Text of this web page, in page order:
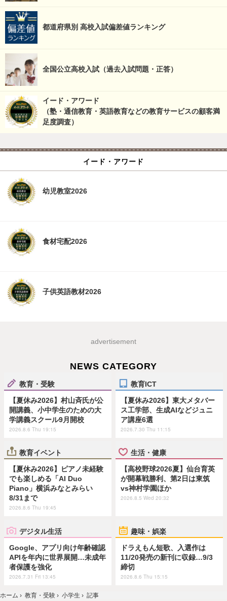
都道府県別 高校入試偏差値ランキング
全国公立高校入試（過去入試問題・正答）
イード・アワード
（塾・通信教育・英語教育などの教育サービスの顧客満
足度調査）
イード・アワード
幼児教室2026
食材宅配2026
子供英語教材2026
advertisement
NEWS CATEGORY
教育・受験
【夏休み2026】村山斉氏が公
開講義、小中学生のための大
学講義スクール9月開校
2026.8.6 Thu 19:15
教育ICT
【夏休み2026】東大メタバー
ス工学部、生成AIなどジュニ
ア講座6選
2026.7.30 Thu 11:15
教育イベント
【夏休み2026】ピアノ未経験
でも楽しめる「AI Duo
Piano」横浜みなとみらい
8/31まで
2026.8.6 Thu 19:45
生活・健康
【高校野球2026夏】仙台育英
が開幕戦勝利、第2日は東筑
vs神村学園ほか
2026.8.5 Wed 20:32
デジタル生活
Google、アプリ向け年齢確認
APIを年内に世界展開…未成年
者保護を強化
2026.7.31 Fri 13:45
趣味・娯楽
ドラえもん短歌、入選作は
11/20発売の新刊に収録…9/3
締切
2026.8.6 Thu 15:15
ホーム › 教育・受験 › 小学生 › 記事